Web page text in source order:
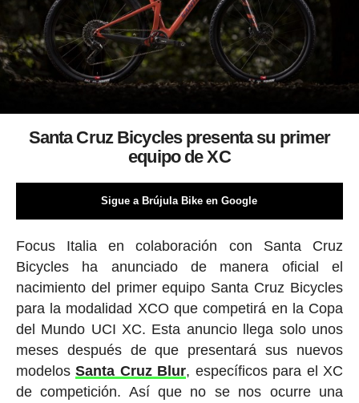
Santa Cruz Bicycles presenta su primer
equipo de XC
Sigue a Brújula Bike en Google
Focus Italia en colaboración con Santa Cruz
Bicycles ha anunciado de manera oficial el
nacimiento del primer equipo Santa Cruz Bicycles
para la modalidad XCO que competirá en la Copa
del Mundo UCI XC. Esta anuncio llega solo unos
meses después de que presentará sus nuevos
modelosSanta Cruz Blur, específicos para el XC
de competición. Así que no se nos ocurre una